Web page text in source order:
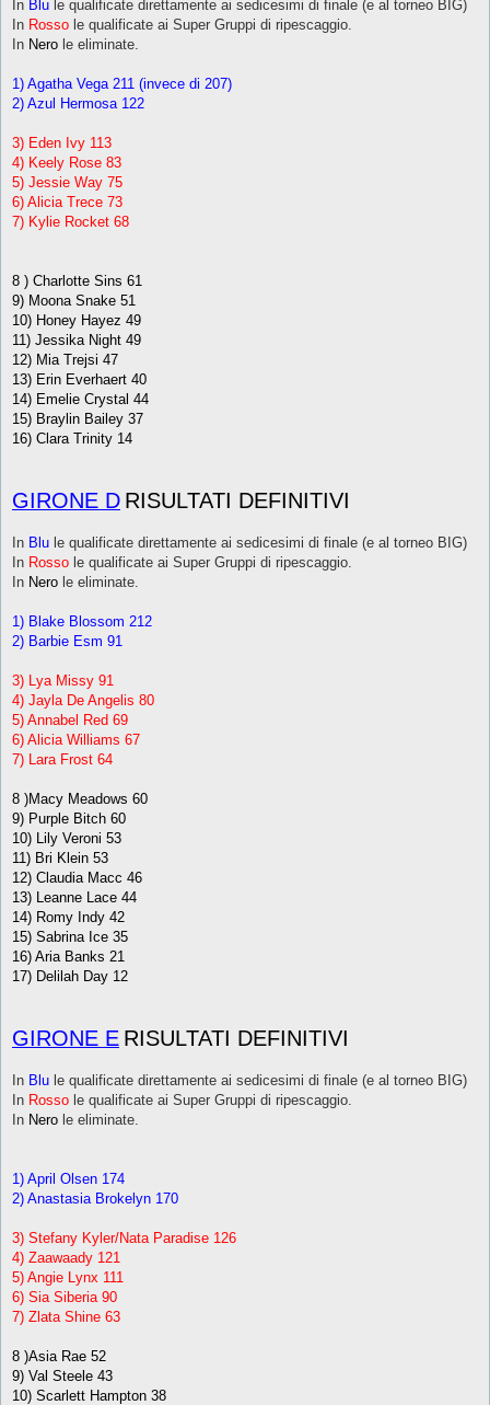
In Blu le qualificate direttamente ai sedicesimi di finale (e al torneo BIG)
In Rosso le qualificate ai Super Gruppi di ripescaggio.
In Nero le eliminate.
1) Agatha Vega 211 (invece di 207)
2) Azul Hermosa 122
3) Eden Ivy 113
4) Keely Rose 83
5) Jessie Way 75
6) Alicia Trece 73
7) Kylie Rocket 68
8 ) Charlotte Sins 61
9) Moona Snake 51
10) Honey Hayez 49
11) Jessika Night 49
12) Mia Trejsi 47
13) Erin Everhaert 40
14) Emelie Crystal 44
15) Braylin Bailey 37
16) Clara Trinity 14
GIRONE D RISULTATI DEFINITIVI
In Blu le qualificate direttamente ai sedicesimi di finale (e al torneo BIG)
In Rosso le qualificate ai Super Gruppi di ripescaggio.
In Nero le eliminate.
1) Blake Blossom 212
2) Barbie Esm 91
3) Lya Missy 91
4) Jayla De Angelis 80
5) Annabel Red 69
6) Alicia Williams 67
7) Lara Frost 64
8 )Macy Meadows 60
9) Purple Bitch 60
10) Lily Veroni 53
11) Bri Klein 53
12) Claudia Macc 46
13) Leanne Lace 44
14) Romy Indy 42
15) Sabrina Ice 35
16) Aria Banks 21
17) Delilah Day 12
GIRONE E RISULTATI DEFINITIVI
In Blu le qualificate direttamente ai sedicesimi di finale (e al torneo BIG)
In Rosso le qualificate ai Super Gruppi di ripescaggio.
In Nero le eliminate.
1) April Olsen 174
2) Anastasia Brokelyn 170
3) Stefany Kyler/Nata Paradise 126
4) Zaawaady 121
5) Angie Lynx 111
6) Sia Siberia 90
7) Zlata Shine 63
8 )Asia Rae 52
9) Val Steele 43
10) Scarlett Hampton 38